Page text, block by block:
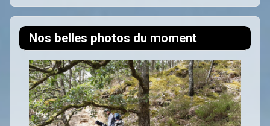
Nos belles photos du moment